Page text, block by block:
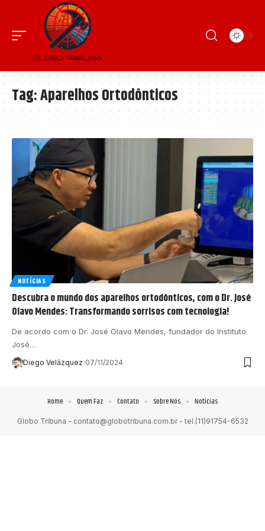
Tag:Aparelhos Ortodônticos
NOTÍCIAS
Descubra o mundo dos aparelhos ortodônticos, com o Dr. José
Olavo Mendes: Transformando sorrisos com tecnologia!
De acordo com o Dr. José Olavo Mendes, fundador do Instituto
José…
Diego Velázquez 07/11/2024
Globo Tribuna - contato@globotribuna.com.br- tel.(11)91754-6532
Home Quem Faz Contato Sobre Nós Notícias